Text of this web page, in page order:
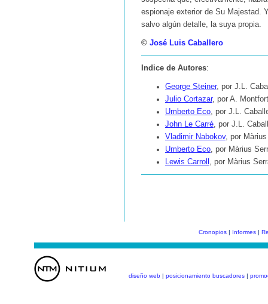
espionaje exterior de Su Majestad.
salvo algún detalle, la suya propia.
© José Luis Caballero
Indice de Autores:
George Steiner, por J.L.
Julio Cortazar, por A. Montfort
Umberto Eco, por J.L.
John Le Carré, por J.L.
Vladimir Nabokov, por
Umberto Eco, por Màrius
Lewis Carroll , por Màrius
Cronopios | Informes |
diseño web| posicionamiento buscadores|